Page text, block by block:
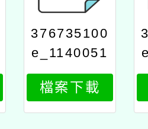
376735100
e_1140051
277_attach
3
檔案下載